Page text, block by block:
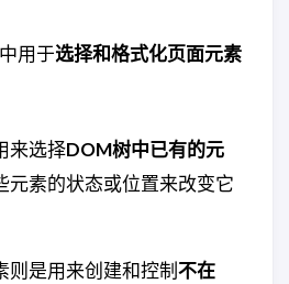
用于选择和格式化页面元素
来选择DOM树中已有的元
元素的状态或位置来改变它
则是用来创建和控制不在